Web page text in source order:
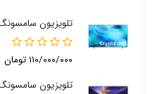
۱۱۰/۰۰۰/۰۰۰ تومان